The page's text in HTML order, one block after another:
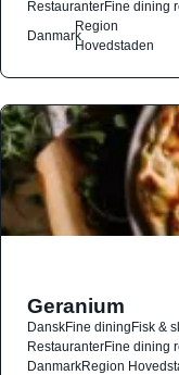
RestauranterFine dining
Danmark
Region
Hovedstaden
Geranium
DanskFine diningFisk &
RestauranterFine dining
DanmarkRegion